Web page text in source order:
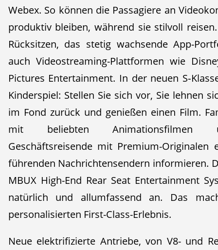
Webex. So können die Passagiere an
produktiv bleiben, während sie stilvoll
Rücksitzen, das stetig wachsende App-
auch Videostreaming-Plattformen wie
Pictures Entertainment. In der neuen
Kinderspiel: Stellen Sie sich vor, Sie lehnen
im Fond zurück und genießen einen Film.
mit beliebten Animationsfilmen
Geschäftsreisende mit Premium-
führenden Nachrichtensendern informieren.
MBUX High-End Rear Seat Entertainment
natürlich und allumfassend an. Das
personalisierten First-Class-Erlebnis.
Neue elektrifizierte Antriebe, von V8- und